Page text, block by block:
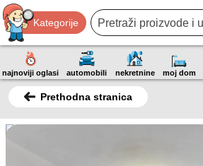
Kategorije
najnoviji oglasi automobili nekretnine moj dom
Prethodna stranica